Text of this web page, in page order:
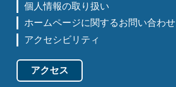
個人情報の取り扱い
ホームページに関するお問い合わせ
アクセシビリティ
アクセス